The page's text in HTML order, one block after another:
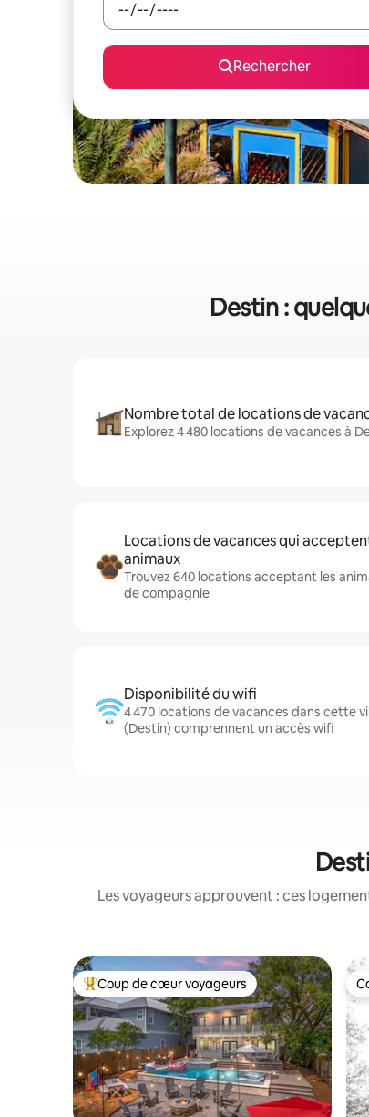
Rechercher
Destin :
Nombre total de locations de
Explorez 4 480 locations de vacances à
Locations de vacances qui
animaux
Trouvez 640 locations acceptant les
de compagnie
Disponibilité du wifi
4 470 locations de vacances dans cette
(Destin) comprennent un accès wifi
Les voyageurs approuvent : ces
Coups de cœur voyageurs les plus appréciés
Coup de cœur voyageurs